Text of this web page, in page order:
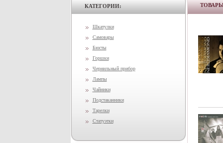
КАТЕГОРИИ:
Шкатулки
Самовары
Бюсты
Горшки
Чернильный прибор
Лампы
Чайники
Подстаканники
Тарелки
Статуэтки